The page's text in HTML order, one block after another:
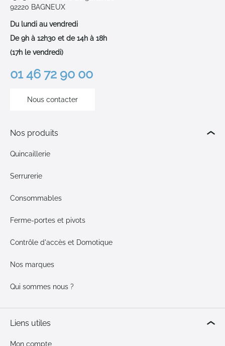
92220 BAGNEUX
Du lundi au vendredi
De 9h à 12h30 et de 14h à 18h
(17h le vendredi)
01 46 72 90 00
Nous contacter
Nos produits
Quincaillerie
Serrurerie
Consommables
Ferme-portes et pivots
Contrôle d'accès et Domotique
Nos marques
Qui sommes nous ?
Liens utiles
Mon compte